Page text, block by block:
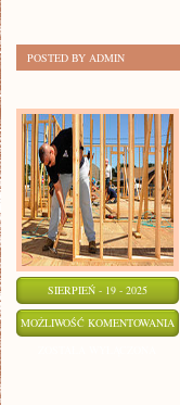
POSTED BY ADMIN
SIERPIEŃ - 19 - 2025
MOŻLIWOŚĆ KOMENTOWANIA